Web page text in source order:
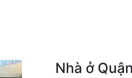
Nhà ở